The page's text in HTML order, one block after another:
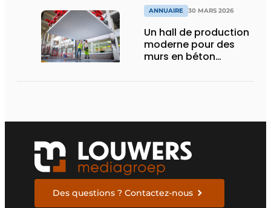
ANNUAIRE 30 MARS 2026
Un hall de production
moderne pour des
murs en béton
Des questions ? Contactez-nous